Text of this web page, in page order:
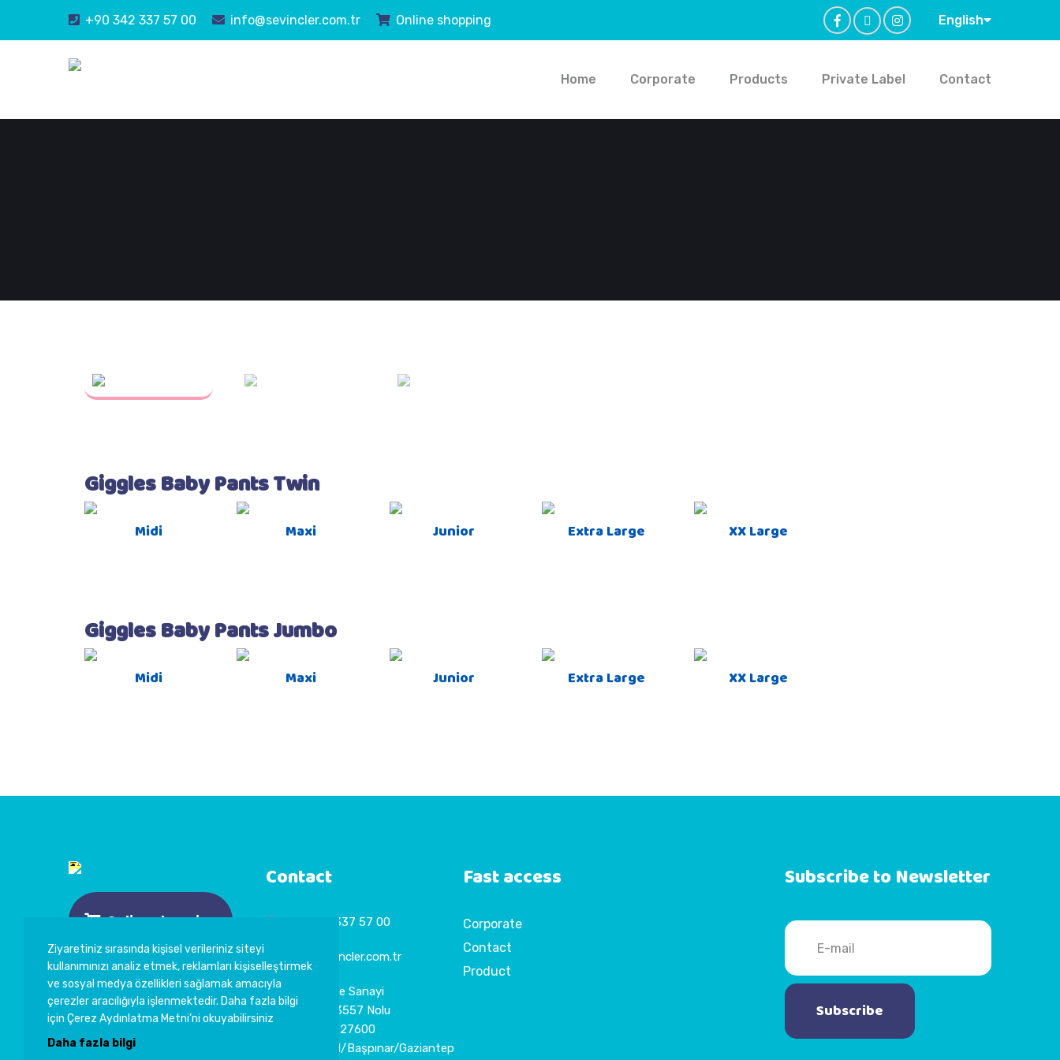
+90 342 337 57 00 info@sevincler.com.tr Online shopping English
Home Corporate Products Private Label Contact
Giggles Baby Pants Twin
Midi Maxi Junior Extra Large XX Large
Giggles Baby Pants Jumbo
Midi Maxi Junior Extra Large XX Large
Online shopping
KVKK
Çerez Politikası
Contact
+90 342 337 57 00
info@sevincler.com.tr
5. Organize Sanayi
Bölgesi 83557 Nolu
Cad. No:9 27600
Şehitkamil/Başpınar/Gaziantep
Fast access
Corporate
Contact
Product
Subscribe to Newsletter
Subscribe
Ziyaretiniz sırasında kişisel verileriniz siteyi
kullanımınızı analiz etmek, reklamları kişiselleştirmek
ve sosyal medya özellikleri sağlamak amacıyla
çerezler aracılığıyla işlenmektedir. Daha fazla bilgi
için Çerez Aydınlatma Metni’ni okuyabilirsiniz
Daha fazla bilgi